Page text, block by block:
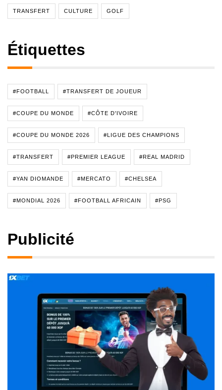
TRANSFERT CULTURE GOLF
Étiquettes
#FOOTBALL #TRANSFERT DE JOUEUR
#COUPE DU MONDE #CÔTE D'IVOIRE
#COUPE DU MONDE 2026 #LIGUE DES CHAMPIONS
#TRANSFERT #PREMIER LEAGUE #REAL MADRID
#YAN DIOMANDE #MERCATO #CHELSEA
#MONDIAL 2026 #FOOTBALL AFRICAIN #PSG
Publicité